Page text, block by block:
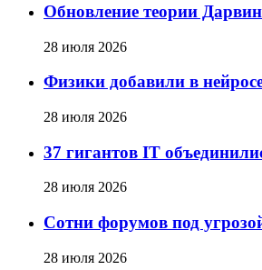
Обновление теории
28 июля 2026
Физики добавили в
28 июля 2026
37 гигантов IT
28 июля 2026
Сотни форумов под
28 июля 2026